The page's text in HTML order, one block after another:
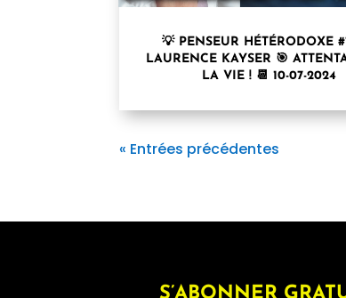
💡 PENSEUR HÉTÉRODOXE
LAURENCE KAYSER⁩ 🎯
LA VIE ! 📆 10-07-2024
« Entrées précédentes
S’ABONNER